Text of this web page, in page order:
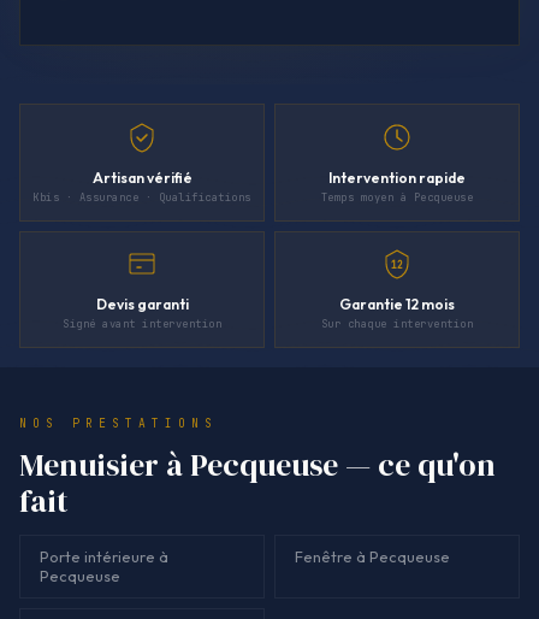
Artisan vérifié
Kbis · Assurance · Qualifications
Intervention rapide
Temps moyen à Pecqueuse
Devis garanti
Signé avant intervention
12
Garantie 12 mois
Sur chaque intervention
NOS PRESTATIONS
Menuisier à Pecqueuse — ce qu'on
fait
Porte intérieure à
Pecqueuse
Fenêtre à Pecqueuse